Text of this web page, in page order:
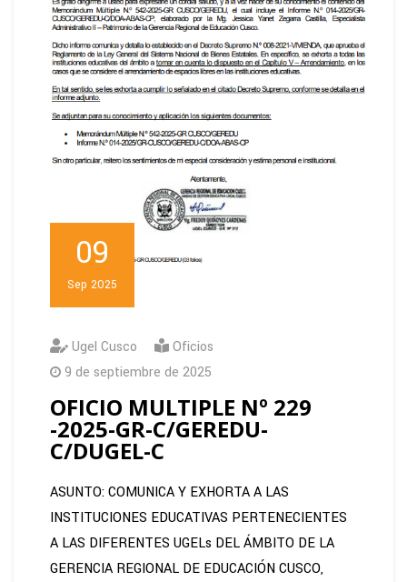
09
Sep 2025
Ugel Cusco
Oficios
9 de septiembre de 2025
OFICIO MULTIPLE Nº 229
-2025-GR-C/GEREDU-
C/DUGEL-C
ASUNTO: COMUNICA Y EXHORTA A LAS
INSTITUCIONES EDUCATIVAS PERTENECIENTES
A LAS DIFERENTES UGELs DEL ÁMBITO DE LA
GERENCIA REGIONAL DE EDUCACIÓN CUSCO,